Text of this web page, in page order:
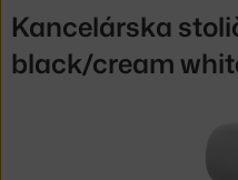
Kancelárska
black/cream